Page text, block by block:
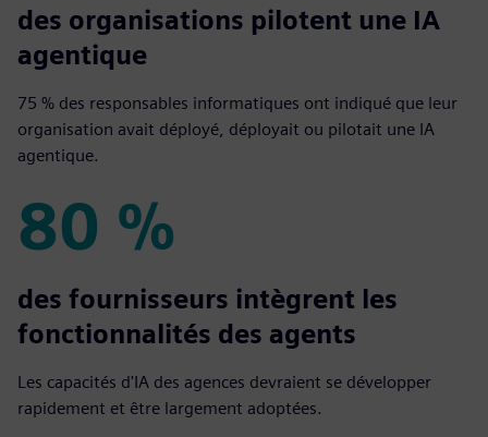
75 %
des organisations pilotent une IA
agentique
75 % des responsables informatiques ont indiqué que leur
organisation avait déployé, déployait ou pilotait une IA
agentique.
80 %
80 %
des fournisseurs intègrent les
fonctionnalités des agents
Les capacités d'IA des agences devraient se développer
rapidement et être largement adoptées.